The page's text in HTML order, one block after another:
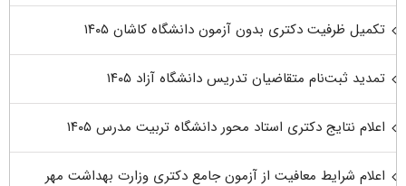
تکمیل ظرفیت دکتری بدون آزمون دانشگاه کاشان ۱۴۰۵
تمدید ثبت‌نام متقاضیان تدریس دانشگاه آزاد ۱۴۰۵
اعلام نتایج دکتری استاد محور دانشگاه تربیت مدرس ۱۴۰۵
اعلام شرایط معافیت از آزمون جامع دکتری وزارت بهداشت مهر